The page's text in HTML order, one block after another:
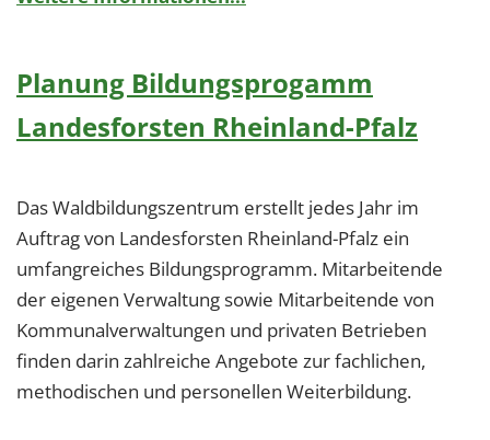
Planung Bildungsprogamm
Landesforsten Rheinland-Pfalz
Das Waldbildungszentrum erstellt jedes Jahr im
Auftrag von Landesforsten Rheinland-Pfalz ein
umfangreiches Bildungsprogramm. Mitarbeitende
der eigenen Verwaltung sowie Mitarbeitende von
Kommunalverwaltungen und privaten Betrieben
finden darin zahlreiche Angebote zur fachlichen,
methodischen und personellen Weiterbildung.